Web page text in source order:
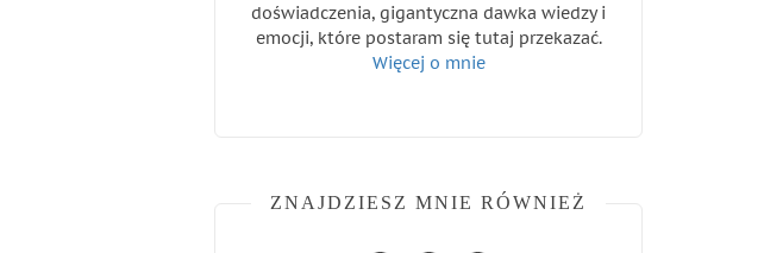
doświadczenia, gigantyczna dawka wiedzy i
emocji, które postaram się tutaj przekazać.
Więcej o mnie
ZNAJDZIESZ MNIE RÓWNIEŻ